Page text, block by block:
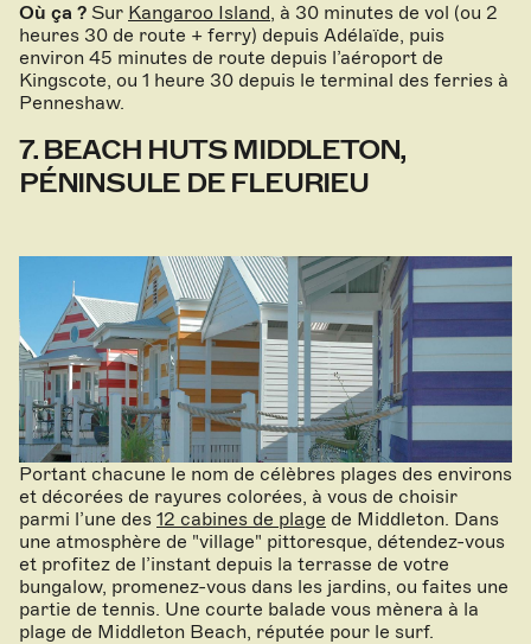
Où ça ? Sur Kangaroo Island, à 30 minutes de vol (ou 2
heures 30 de route + ferry) depuis Adélaïde, puis
environ 45 minutes de route depuis l’aéroport de
Kingscote, ou 1 heure 30 depuis le terminal des ferries à
Penneshaw.
7. BEACH HUTS MIDDLETON,
PÉNINSULE DE FLEURIEU
Portant chacune le nom de célèbres plages des environs
et décorées de rayures colorées, à vous de choisir
parmi l’une des 12 cabines de plage de Middleton. Dans
une atmosphère de "village" pittoresque, détendez-vous
et profitez de l’instant depuis la terrasse de votre
bungalow, promenez-vous dans les jardins, ou faites une
partie de tennis. Une courte balade vous mènera à la
plage de Middleton Beach, réputée pour le surf.